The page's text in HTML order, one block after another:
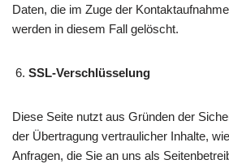
Daten, die im Zuge der
werden in diesem Fall gelöscht.
SSL-Verschlüsselung
Diese Seite nutzt aus Gründen der
der Übertragung vertraulicher Inhalte,
Anfragen, die Sie an uns als